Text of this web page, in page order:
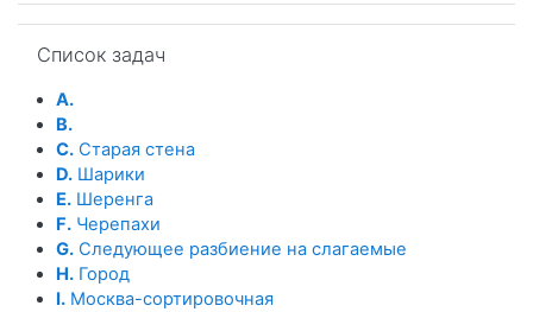
Список задач
A.
B.
C. Старая стена
D. Шарики
E. Шеренга
F. Черепахи
G. Следующее разбиение на слагаемые
H. Город
I. Москва-сортировочная